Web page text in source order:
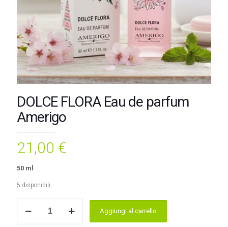
DOLCE FLORA Eau de parfum
Amerigo
21,00 €
50 ml
5 disponibili
FLORA
Aggiungi al carrello